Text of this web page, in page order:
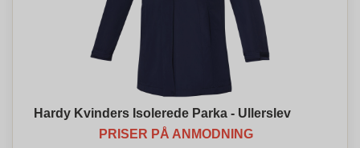
Hardy Kvinders Isolerede Parka - Ullerslev
PRISER PÅ ANMODNING